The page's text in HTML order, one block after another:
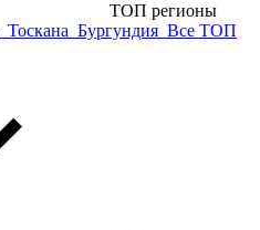
ТОП регионы
Тоскана Бургундия Все ТОП